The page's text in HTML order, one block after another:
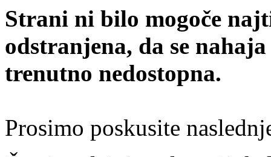
Strani ni bilo mogoče
odstranjena, da se
trenutno nedostopna.
Prosimo poskusite